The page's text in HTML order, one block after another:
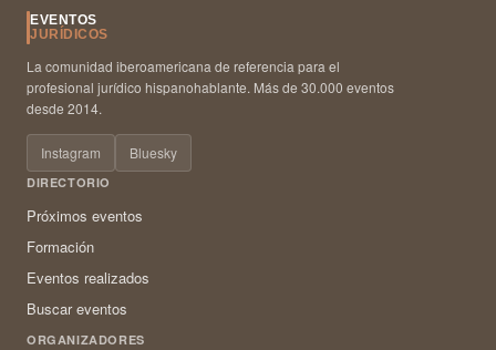
EVENTOS
JURÍDICOS
La comunidad iberoamericana de referencia para el
profesional jurídico hispanohablante. Más de 30.000 eventos
desde 2014.
Instagram Bluesky
DIRECTORIO
Próximos eventos
Formación
Eventos realizados
Buscar eventos
ORGANIZADORES